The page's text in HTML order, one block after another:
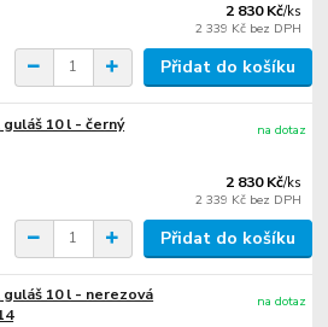
2 830 Kč/ks
2 339 Kč bez DPH
Přidat do košíku
10 l - černý
2 830 Kč/ks
2 339 Kč bez DPH
na dotaz
Přidat do košíku
10 l - nerezová
na dotaz